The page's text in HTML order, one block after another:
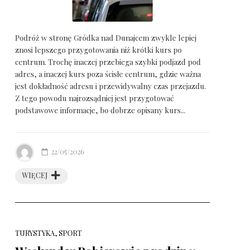
Podróż w stronę Gródka nad Dunajcem zwykle lepiej
znosi lepszego przygotowania niż krótki kurs po
centrum. Trochę inaczej przebiega szybki podjazd pod
adres, a inaczej kurs poza ścisłe centrum, gdzie ważna
jest dokładność adresu i przewidywalny czas przejazdu.
Z tego powodu najrozsądniej jest przygotować
podstawowe informacje, bo dobrze opisany kurs...
WIĘCEJ
22/05/2026
TURYSTYKA, SPORT